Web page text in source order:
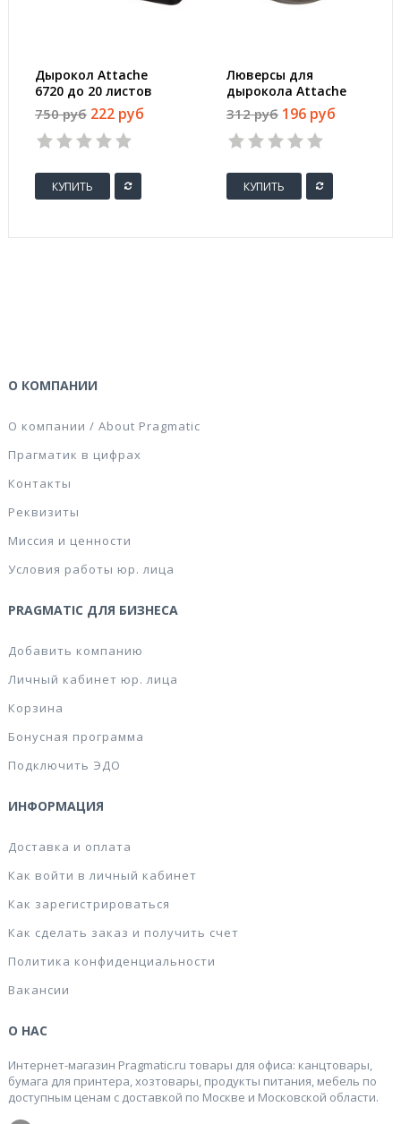
Дырокол Attache
6720 до 20 листов
серебристый с
линейкой
750 руб 222 руб
КУПИТЬ
Люверсы для
дырокола Attache
250 штук в упаковке
диаметр 4.8 мм
золотистые
312 руб 196 руб
КУПИТЬ
О КОМПАНИИ
О компании / About Pragmatic
Прагматик в цифрах
Контакты
Реквизиты
Миссия и ценности
Условия работы юр. лица
PRAGMATIC ДЛЯ БИЗНЕСА
Добавить компанию
Личный кабинет юр. лица
Корзина
Бонусная программа
Подключить ЭДО
ИНФОРМАЦИЯ
Доставка и оплата
Как войти в личный кабинет
Как зарегистрироваться
Как сделать заказ и получить счет
Политика конфиденциальности
Вакансии
О НАС
Интернет-магазин Pragmatic.ru товары для офиса: канцтовары,
бумага для принтера, хозтовары, продукты питания, мебель по
доступным ценам с доставкой по Москве и Московской области.